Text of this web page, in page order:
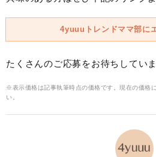
4yuuuトレンドママ部に
たくさんのご応募をお待ちしていま
※表示価格は記事執筆時点の価格です。現在の価格
い。